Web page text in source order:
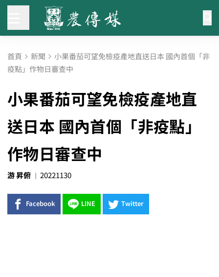
首頁 新聞 小果番茄可望免檢疫產地直送日本 國內首個「非
疫點」作物日審查中
小果番茄可望免檢疫產地直
送日本 國內首個「非疫點」
作物日審查中
游 昇俯 20221130
Facebook LINE Twitter